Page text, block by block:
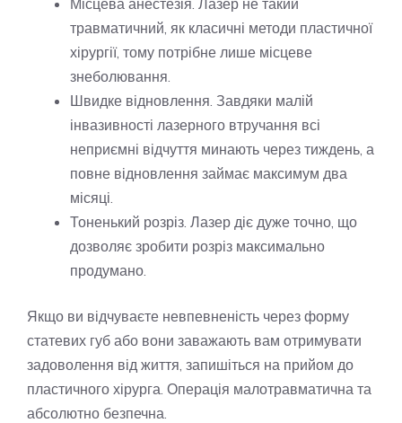
травматичний, як класичні методи пластичної
хірургії, тому потрібне лише місцеве
знеболювання.
Швидке відновлення. Завдяки малій
інвазивності лазерного втручання всі
неприємні відчуття минають через тиждень, а
повне відновлення займає максимум два
місяці.
Тоненький розріз. Лазер діє дуже точно, що
дозволяє зробити розріз максимально
продумано.
Якщо ви відчуваєте невпевненість через форму
статевих губ або вони заважають вам отримувати
задоволення від життя, запишіться на прийом до
пластичного хірурга. Операція малотравматична та
абсолютно безпечна.